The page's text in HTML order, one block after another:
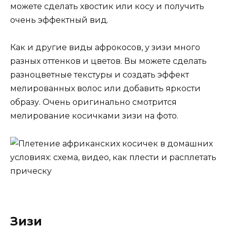
можете сделать хвостик или косу и получить
очень эффектный вид.
Как и другие виды афрокосов, у зизи много
разных оттенков и цветов. Вы можете сделать
разноцветные текстуры и создать эффект
мелированных волос или добавить яркости
образу. Очень оригинально смотрится
мелирование косичками зизи на фото.
Зизи